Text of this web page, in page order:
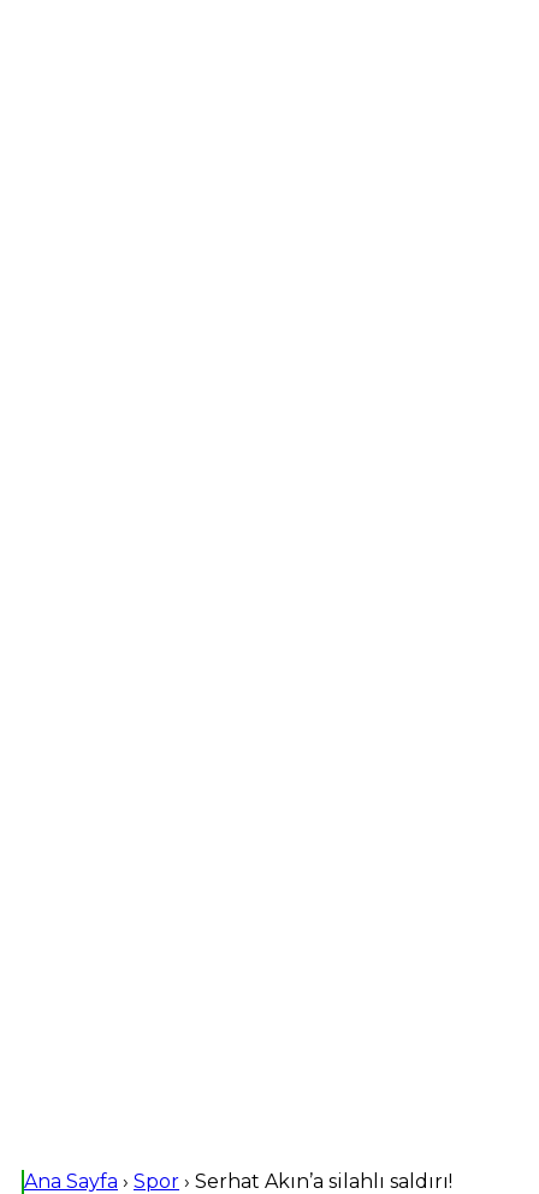
Ana Sayfa › Spor › Serhat Akın’a silahlı saldırı!